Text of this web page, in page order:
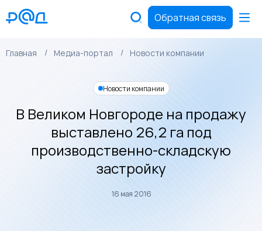
Обратная связь
Главная Медиа-портал Новости компании
Новости компании
В Великом Новгороде на продажу
выставлено 26,2 га под
производственно-складскую
застройку
16 мая 2016